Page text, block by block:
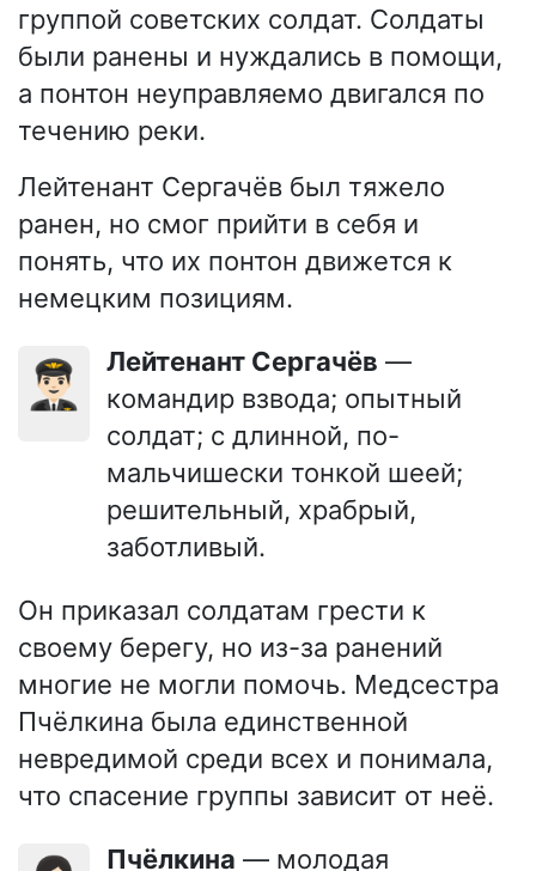
группой советских солдат. Солдаты
были ранены и нуждались в помощи,
а понтон неуправляемо двигался по
течению реки.
Лейтенант Сергачёв был тяжело
ранен, но смог прийти в себя и
понять, что их понтон движется к
немецким позициям.
👨🏻‍✈️ Лейтенант Сергачёв —
командир взвода; опытный
солдат; с длинной, по-
мальчишески тонкой шеей;
решительный, храбрый,
заботливый.
Он приказал солдатам грести к
своему берегу, но из-за ранений
многие не могли помочь. Медсестра
Пчёлкина была единственной
невредимой среди всех и понимала,
что спасение группы зависит от неё.
Пчёлкина — молодая